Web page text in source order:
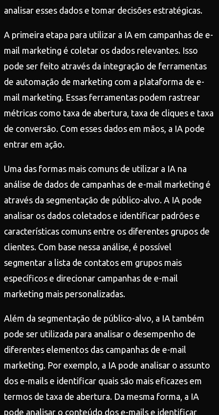
analisar esses dados e tomar decisões estratégicas.
A primeira etapa para utilizar a IA em campanhas de e-
mail marketing é coletar os dados relevantes. Isso
pode ser feito através da integração de ferramentas
de automação de marketing com a plataforma de e-
mail marketing. Essas ferramentas podem rastrear
métricas como taxa de abertura, taxa de cliques e taxa
de conversão. Com esses dados em mãos, a IA pode
entrar em ação.
Uma das formas mais comuns de utilizar a IA na
análise de dados de campanhas de e-mail marketing é
através da segmentação de público-alvo. A IA pode
analisar os dados coletados e identificar padrões e
características comuns entre os diferentes grupos de
clientes. Com base nessa análise, é possível
segmentar a lista de contatos em grupos mais
específicos e direcionar campanhas de e-mail
marketing mais personalizadas.
Além da segmentação de público-alvo, a IA também
pode ser utilizada para analisar o desempenho de
diferentes elementos das campanhas de e-mail
marketing. Por exemplo, a IA pode analisar o assunto
dos e-mails e identificar quais são mais eficazes em
termos de taxa de abertura. Da mesma forma, a IA
pode analisar o conteúdo dos e-mails e identificar